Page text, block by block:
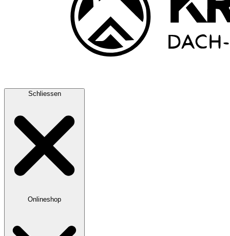
Schliessen
Onlineshop